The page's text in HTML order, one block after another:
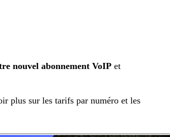
nouvel abonnement VoIP et
plus sur les tarifs par numéro et les